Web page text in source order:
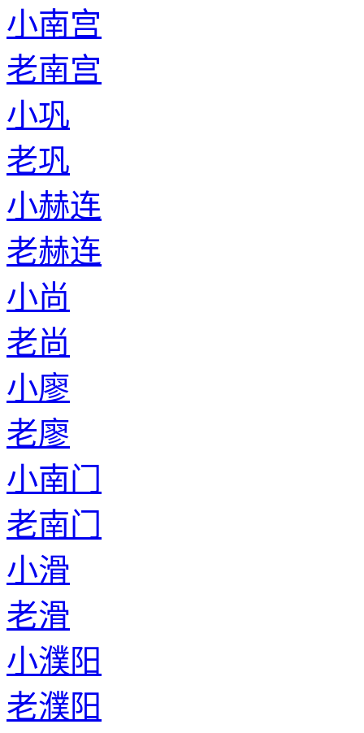
小南宫
老南宫
小巩
老巩
小赫连
老赫连
小尚
老尚
小廖
老廖
小南门
老南门
小滑
老滑
小濮阳
老濮阳